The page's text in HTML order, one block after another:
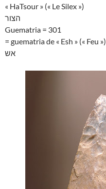
« HaTsour » (« Le Silex »)
הצור
Guematria = 301
= guematria de « Esh » (« Feu »)
אש